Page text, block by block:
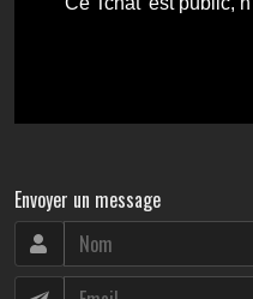
Envoyer un message